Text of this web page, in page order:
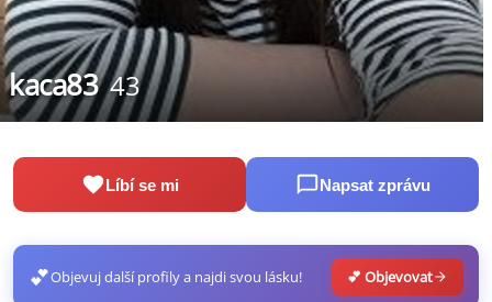
kaca83 43
Líbí se mi Napsat zprávu
💕Objevuj další profily a najdi svou lásku! 💕 Objevovat